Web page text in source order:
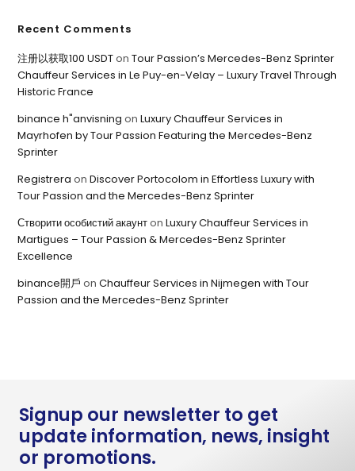
Recent Comments
注册以获取100 USDTonTour Passion’s Mercedes-Benz Sprinter
Chauffeur Services in Le Puy-en-Velay – Luxury Travel Through
Historic France
binance h"anvisning onLuxury Chauffeur Services in
Mayrhofen by Tour Passion Featuring the Mercedes-Benz
Sprinter
Registrera onDiscover Portocolom in Effortless Luxury with
Tour Passion and the Mercedes-Benz Sprinter
Створити особистий акаунтonLuxury Chauffeur Services in
Martigues – Tour Passion & Mercedes-Benz Sprinter
Excellence
binance開戶 onChauffeur Services in Nijmegen with Tour
Passion and the Mercedes-Benz Sprinter
Signup our newsletter to get
update information, news, insight
or promotions.